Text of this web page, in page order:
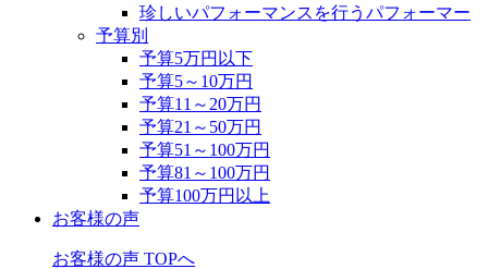
珍しいパフォーマンスを行うパフォーマー
予算別
予算5万円以下
予算5～10万円
予算11～20万円
予算21～50万円
予算51～100万円
予算81～100万円
予算100万円以上
お客様の声
お客様の声 TOPへ